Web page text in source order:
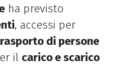
ha previsto
, accessi per
di persone
il carico e scarico